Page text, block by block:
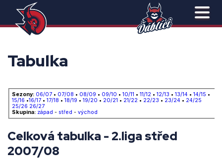
Tabulka
Sezony: 06/07 • 07/08 • 08/09 • 09/10 • 10/11 • 11/12 • 12/13 • 13/14 • 14/15 •
15/16 •16/17 • 17/18 • 18/19 • 19/20 • 20/21 • 21/22 • 22/23 • 23/24 • 24/25
25/26 26/27
Skupina: západ - střed - východ
Celková tabulka - 2.liga střed
2007/08